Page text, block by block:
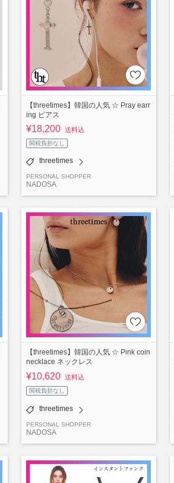
【threetimes】韓国の人気 ☆ Pray earr
ing ピアス
¥18,200 送料込
関税負担なし
threetimes
PERSONAL SHOPPER
NADOSA
【threetimes】韓国の人気 ☆ Pink coin
necklace ネックレス
¥10,620 送料込
関税負担なし
threetimes
PERSONAL SHOPPER
NADOSA